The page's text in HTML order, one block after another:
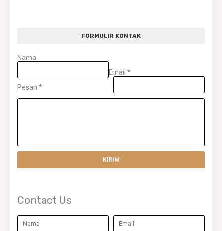
FORMULIR KONTAK
Nama
Email *
Pesan *
Contact Us